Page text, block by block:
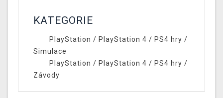
KATEGORIE
PlayStation / PlayStation 4 / PS4 hry /
Simulace
PlayStation / PlayStation 4 / PS4 hry /
Závody